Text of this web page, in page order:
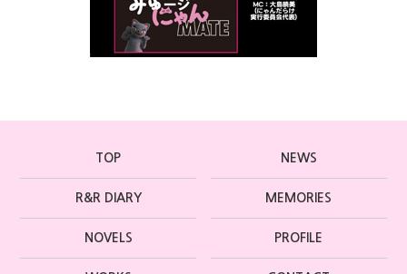
TOP NEWS
R&R DIARY MEMORIES
NOVELS PROFILE